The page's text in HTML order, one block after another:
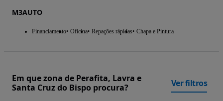
M3AUTO
Financiamento Oficina Repações rápidas Chapa e Pintura
Em que zona de Perafita, Lavra e
Santa Cruz do Bispo procura?
Ver filtros